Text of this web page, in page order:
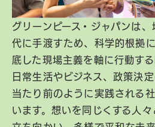
グリーンピース・ジャパンは
代に手渡すため、科学的根拠
底した現場主義を軸に行動す
日常生活やビジネス、政策決
当たり前のように実践される
います。想いを同じくする人